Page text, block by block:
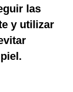
las
y utilizar